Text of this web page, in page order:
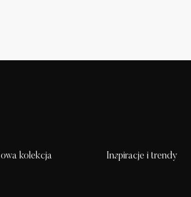
kolekcja Inspiracje i trendy